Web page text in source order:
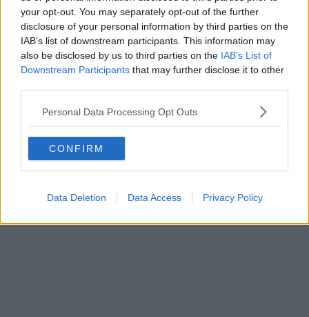
your opt-out. You may separately opt-out of the further
disclosure of your personal information by third parties on the
IAB’s list of downstream participants. This information may
also be disclosed by us to third parties on the IAB’s List of
Downstream Participants that may further disclose it to other
Personal Data Processing Opt Outs
CONFIRM
Data Deletion Data Access Privacy Policy
SENDEN